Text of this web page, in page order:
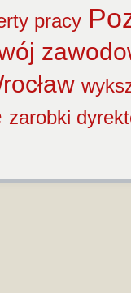
pracy
zarobki